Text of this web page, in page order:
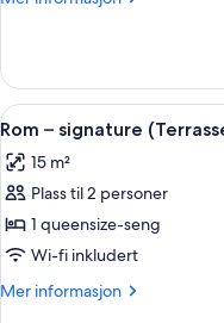
(Premium
vue
Eiffel)
–
signature
(Premium
vue
Eiffel)
Åpne
alle
bildene
av
Rom
–
signature
(Terrasse)
4
Rom – signature
15 m²
Plass til 2 personer
1 queensize-seng
Wi-fi inkludert
Mer informasjon
Mer